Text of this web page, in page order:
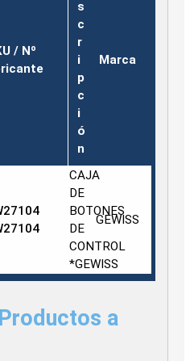
/ Nº
s
c
r
i
p
c
i
ó
n
Marca
CAJA
DE
BOTONES
DE
CONTROL
*GEWISS
GEWISS
a